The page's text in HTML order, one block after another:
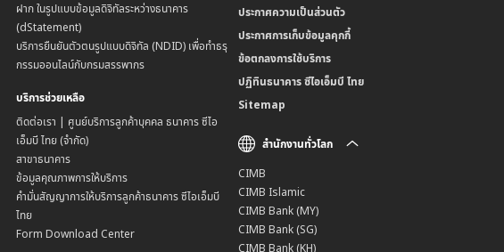
ฝาก ในรูปแบบข้อมูลดิจิทัลระหว่างธนาคาร
(dStatement)
บริการยืนยันตัวตนรูปแบบดิจิทัล (NDID) เพื่อทำธรุ
กรรมออนไลน์กับกรมสรรพากร
บริการช่วยเหลือ
ติดต่อเรา | ศูนย์บริการลูกค้าบุคคล ธนาคาร ซีไอ
เอ็มบี ไทย (จำกัด)
สาขาธนาคาร
ข้อมูลคุณภาพการให้บริการ
คำมั่นสัญญาการให้บริการลูกค้าธนาคาร ซีไอเอ็มบี
ไทย
Form Download Center
ประกาศความเป็นส่วนตัว
ประกาศการเก็บข้อมูลคุกกี้
ข้อตกลงการใช้บริการ
ปฏิทินธนาคาร ซีไอเอ็มบี ไทย
Sitemap
สำนักงานทั่วโลก
CIMB
CIMB Islamic
CIMB Bank (MY)
CIMB Bank (SG)
CIMB Bank (KH)